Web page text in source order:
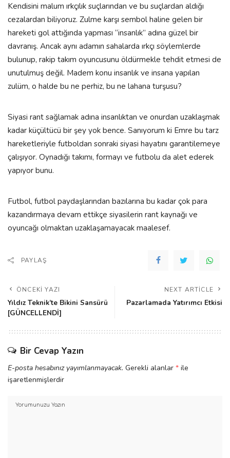
Kendisini malum ırkçılık suçlarından ve bu suçlardan aldığı
cezalardan biliyoruz. Zulme karşı sembol haline gelen bir
hareketi gol attığında yapması “insanlık” adına güzel bir
davranış. Ancak aynı adamın sahalarda ırkçı söylemlerde
bulunup, rakip takım oyuncusunu öldürmekle tehdit etmesi de
unutulmuş değil. Madem konu insanlık ve insana yapılan
zulüm, o halde bu ne perhiz, bu ne lahana turşusu?
Siyasi rant sağlamak adına insanlıktan ve onurdan uzaklaşmak
kadar küçültücü bir şey yok bence. Sanıyorum ki Emre bu tarz
hareketleriyle futboldan sonraki siyasi hayatını garantilemeye
çalışıyor. Oynadığı takımı, formayı ve futbolu da alet ederek
yapıyor bunu.
Futbol, futbol paydaşlarından bazılarına bu kadar çok para
kazandırmaya devam ettikçe siyasilerin rant kaynağı ve
oyuncağı olmaktan uzaklaşamayacak maalesef.
PAYLAŞ
ÖNCEKI YAZI
Yıldız Teknik’te Bikini Sansürü
[GÜNCELLENDİ]
NEXT ARTICLE
Pazarlamada Yatırımcı Etkisi
Bir Cevap Yazın
E-posta hesabınız yayımlanmayacak. Gerekli alanlar * ile
işaretlenmişlerdir